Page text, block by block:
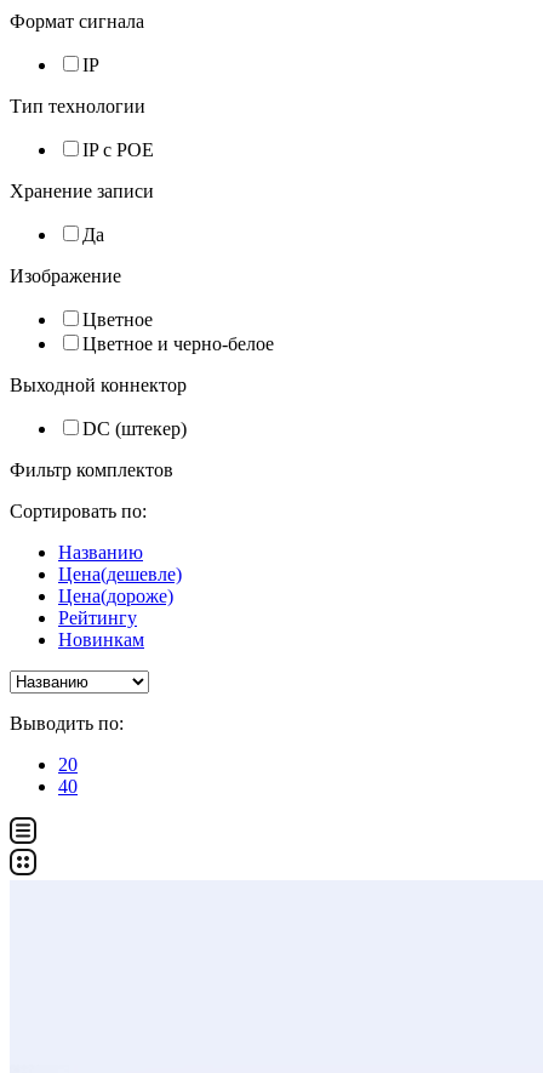
Формат сигнала
IP
Тип технологии
IP с POE
Хранение записи
Да
Изображение
Цветное
Цветное и черно-белое
Выходной коннектор
DC (штекер)
Фильтр комплектов
Сортировать по:
Названию
Цена(дешевле)
Цена(дороже)
Рейтингу
Новинкам
Выводить по:
20
40